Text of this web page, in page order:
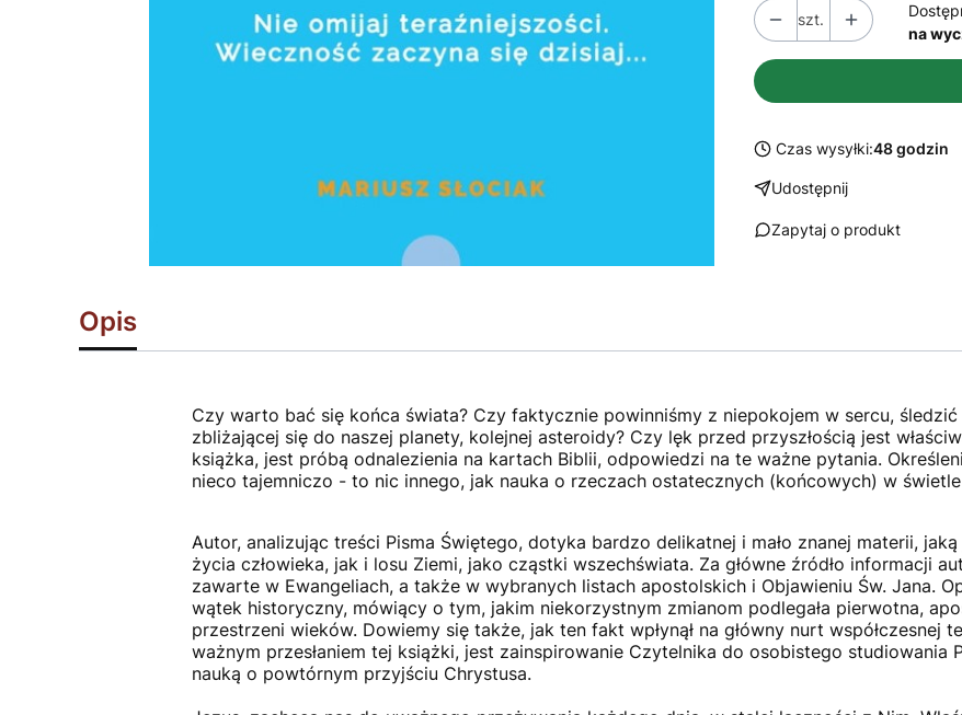
szt.
na
Czas wysyłki:48 godzin
Udostępnij
Zapytaj o produkt
Opis
Czy warto bać się końca świata? Czy faktycznie powinniśmy z niepokojem w sercu,
zbliżającej się do naszej planety, kolejnej asteroidy? Czy lęk przed przyszłością jest
książka, jest próbą odnalezienia na kartach Biblii, odpowiedzi na te ważne pytania.
nieco tajemniczo - to nic innego, jak nauka o rzeczach ostatecznych (końcowych) w
Autor, analizując treści Pisma Świętego, dotyka bardzo delikatnej i mało znanej materii,
życia człowieka, jak i losu Ziemi, jako cząstki wszechświata. Za główne źródło informacji
zawarte w Ewangeliach, a także w wybranych listach apostolskich i Objawieniu Św. Jana.
wątek historyczny, mówiący o tym, jakim niekorzystnym zmianom podlegała pierwotna,
przestrzeni wieków. Dowiemy się także, jak ten fakt wpłynął na główny nurt współczesnej
ważnym przesłaniem tej książki, jest zainspirowanie Czytelnika do osobistego studiowania
nauką o powtórnym przyjściu Chrystusa.